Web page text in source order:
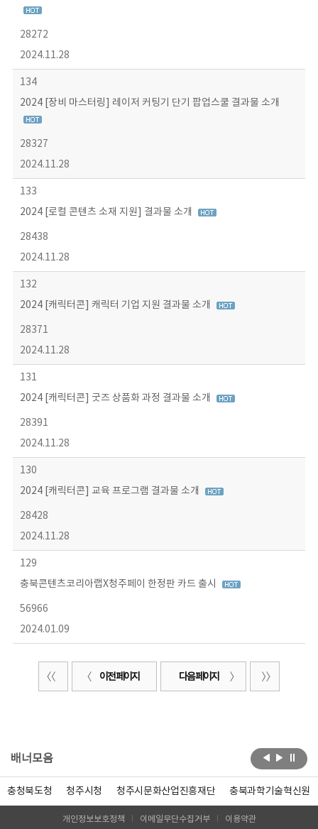
28272
2024.11.28
134
2024 [장비 마스터링] 레이저 커팅기 단기 팝업스쿨 결과물 소개
28327
2024.11.28
133
2024 [로컬 콘텐츠 소재 지원] 결과물 소개
28438
2024.11.28
132
2024 [캐릭터콘] 캐릭터 기업 지원 결과물 소개
28371
2024.11.28
131
2024 [캐릭터콘] 굿즈 상품화 과정 결과물 소개
28391
2024.11.28
130
2024 [캐릭터콘] 교육 프로그램 결과물 소개
28428
2024.11.28
129
충북콘텐츠코리아랩X청주페이 한정판 카드 출시
56966
2024.01.09
이전 페이지 다음 페이지
배너모음
충청북도청 청주시청 청주시문화산업진흥재단 충북과학기술혁신원
개인정보보호정책 이메일무단수집거부 이용약관